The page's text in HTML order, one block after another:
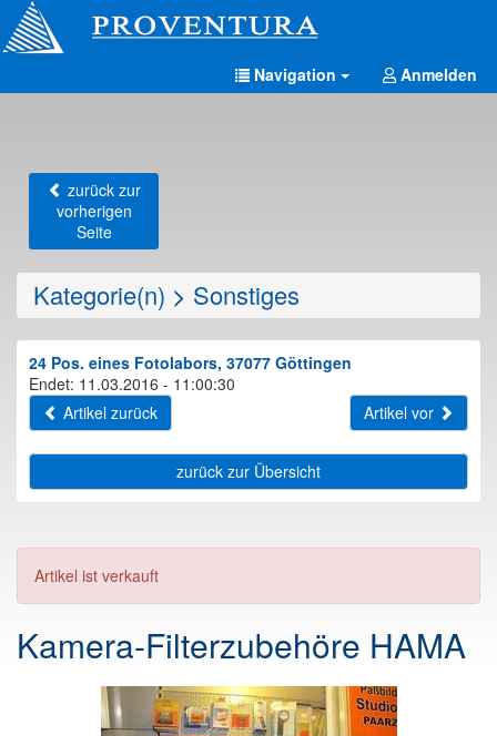
Navigation Anmelden
zurück zur
vorherigen
Seite
Kategorie(n) > Sonstiges
24 Pos. eines Fotolabors, 37077 Göttingen
Endet: 11.03.2016 - 11:00:30
Artikel zurück
Artikel vor
zurück zur Übersicht
Artikel ist verkauft
Kamera-Filterzubehöre HAMA